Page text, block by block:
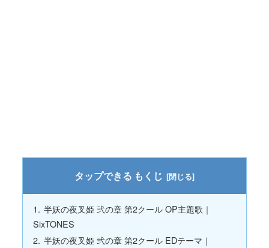
もくじ
半妖の夜叉姫 弐の章 第2クール OP主題歌｜
SixTONES
半妖の夜叉姫 弐の章 第2クール EDテーマ｜